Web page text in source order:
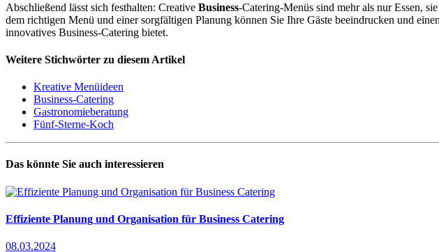
Abschließend lässt sich festhalten: Creative Business-Catering-Menüs sind mehr als nur Essen,
dem richtigen Menü und einer sorgfältigen Planung können Sie Ihre Gäste beeindrucken und
innovatives Business-Catering bietet.
Weitere Stichwörter zu diesem Artikel
Kreative Menüideen
Business-Catering
Gastronomieberatung
Fünf-Sterne-Koch
Das könnte Sie auch interessieren
Effiziente Planung und Organisation für Business Catering
08.03.2024